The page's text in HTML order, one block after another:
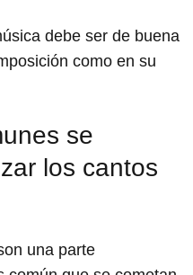
debe ser de buena
como en su
se
los cantos
una parte